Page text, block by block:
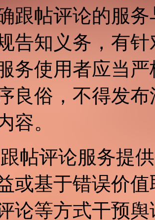
跟帖评论的服
告知义务，有
务使用者应当
良俗，不得发
容。
帖评论服务提
或基于错误价
论等方式干预